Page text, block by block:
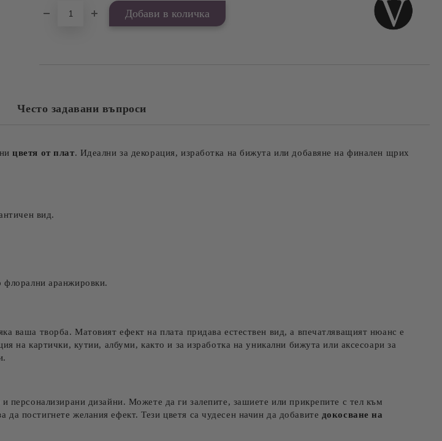
Често задавани въпроси
цветя от плат. Идеални за декорация, изработка на бижута или добавяне на финален щрих
вид.
флорални аранжировки.
ваша творба. Матовият ефект на плата придава естествен вид, а впечатляващият нюанс е
на картички, кутии, албуми, както и за изработка на уникални бижута или аксесоари за
персонализирани дизайни. Можете да ги залепите, зашиете или прикрепите с тел към
постигнете желания ефект. Тези цветя са чудесен начин да добавите докосване на